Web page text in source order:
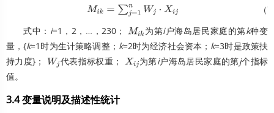
Mik=∑j=1 nWj ·Xij
（
式中： i=1，2，…，230； Mik
为第i户海岛居民家庭的第k种变
量，{k=1时为生计策略调整； k=2时为经济社会资本； k=3时是政策扶
持力度}；
Wj
代表指标权重； Xij
为第i户海岛居民家庭的第j个指标
值。
3.4 变量说明及描述性统计